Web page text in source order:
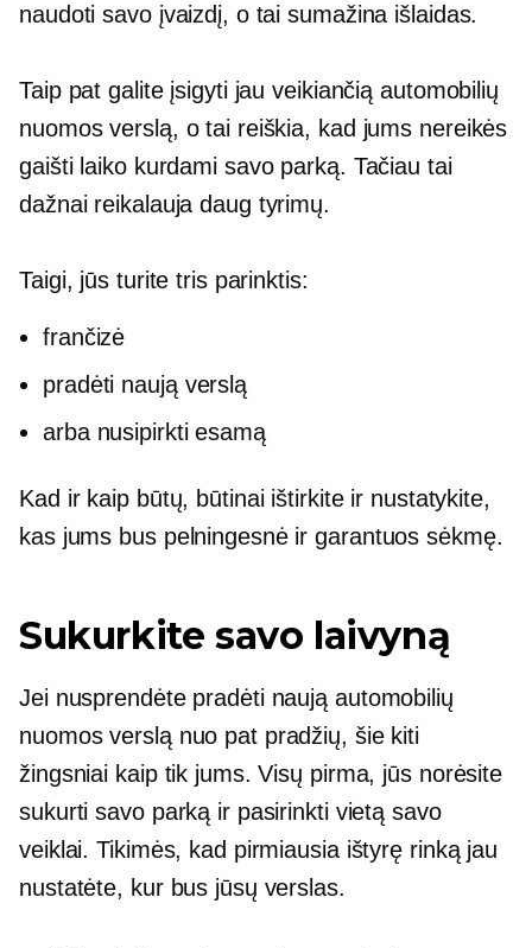
naudoti savo įvaizdį, o tai sumažina išlaidas.
Taip pat galite įsigyti jau veikiančią automobilių
nuomos verslą, o tai reiškia, kad jums nereikės
gaišti laiko kurdami savo parką. Tačiau tai
dažnai reikalauja daug tyrimų.
Taigi, jūs turite tris parinktis:
frančizė
pradėti naują verslą
arba nusipirkti esamą
Kad ir kaip būtų, būtinai ištirkite ir nustatykite,
kas jums bus pelningesnė ir garantuos sėkmę.
Sukurkite savo laivyną
Jei nusprendėte pradėti naują automobilių
nuomos verslą nuo pat pradžių, šie kiti
žingsniai kaip tik jums. Visų pirma, jūs norėsite
sukurti savo parką ir pasirinkti vietą savo
veiklai. Tikimės, kad pirmiausia ištyrę rinką jau
nustatėte, kur bus jūsų verslas.